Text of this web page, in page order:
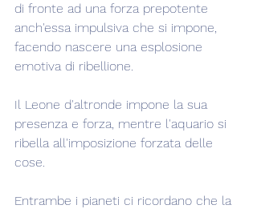
di fronte ad una forza prepotente
anch'essa impulsiva che si impone,
facendo nascere una esplosione
emotiva di ribellione.
Il Leone d'altronde impone la sua
presenza e forza, mentre l'aquario si
ribella all'imposizione forzata delle
cose.
Entrambe i pianeti ci ricordano che la